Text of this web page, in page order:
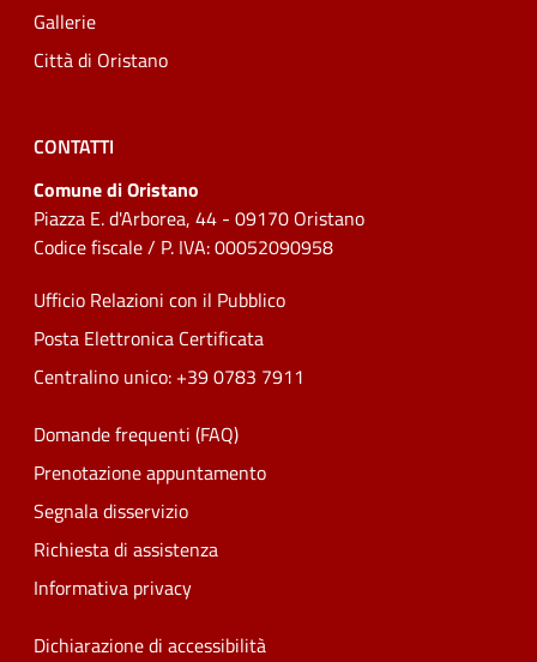
Gallerie
Città di Oristano
CONTATTI
Comune di Oristano
Piazza E. d'Arborea, 44 - 09170 Oristano
Codice fiscale / P. IVA: 00052090958
Ufficio Relazioni con il Pubblico
Posta Elettronica Certificata
Centralino unico: +39 0783 7911
Domande frequenti (FAQ)
Prenotazione appuntamento
Segnala disservizio
Richiesta di assistenza
Informativa privacy
Dichiarazione di accessibilità